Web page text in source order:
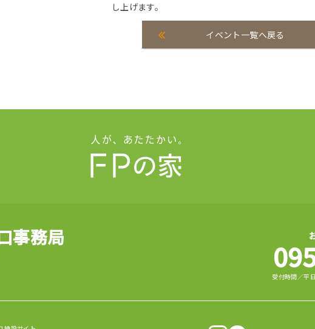
し上げます。
イベント一覧へ戻る
事務局
受付時間／平